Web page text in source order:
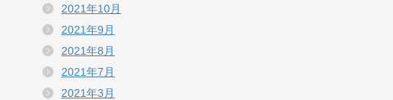
2021年10月
2021年9月
2021年8月
2021年7月
2021年3月